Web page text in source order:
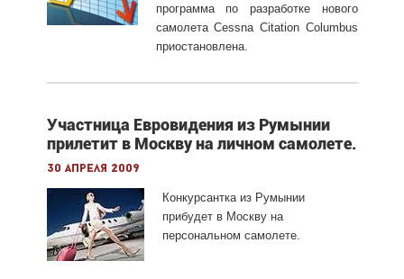
программа по разработке нового
самолета Cessna Citation Columbus
приостановлена.
Участница Евровидения из Румынии
прилетит в Москву на личном самолете.
30 апреля 2009
Конкурсантка из Румынии
прибудет в Москву на
персональном самолете.